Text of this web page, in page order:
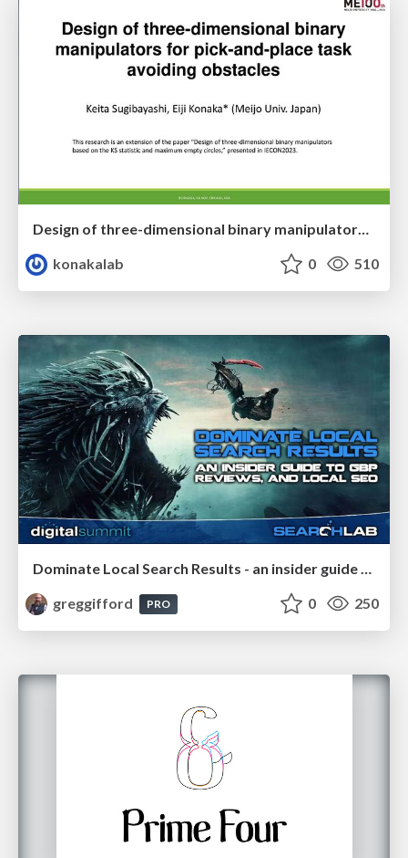
Design of three-dimensional binary manipulators for pick-and-place task avoiding obstacles (IECON2024)
konakalab
0 510
Dominate Local Search Results - an insider guide to GBP, reviews, and Local SEO
greggifford
PRO 0 250